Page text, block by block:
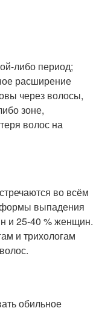
либо период;
расширение
через волосы,
зоне,
волос на
во всём
формы выпадения
и 25-40 % женщин.
и трихологам
.
обильное